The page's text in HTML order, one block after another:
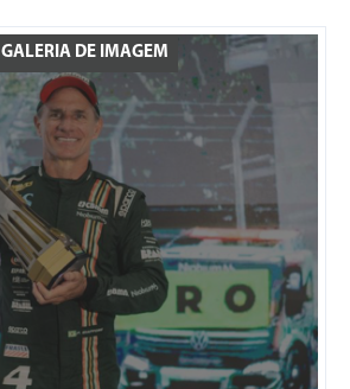
GALERIA DE IMAGEM